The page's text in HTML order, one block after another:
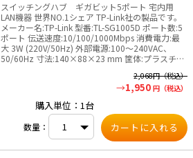
スイッチングハブ ギガビット5ポート 宅内用
LAN機器 世界NO.1シェア TP-Link社の製品です。
メーカー名:TP-Link 型番:TL-SG1005D ポート数:5
ポート 伝送速度:10/100/1000Mbps 消費電力:最
大 3W (220V/50Hz) 外部電源:100～240VAC、
50/60Hz 寸法:140×88×23 mm 筐体:プラスチッ
認証:FCC、CE、RoHs メーカー 3年保証付 ✅TP-
Link社製品についてのご注意：予めご了承くださ
い。メーカーの都合により、商品改良のため仕
様、外観は予告なく変更する場合があります。新
仕様の商品への移行中は、新・旧異なる仕様の在
庫が混在する可能性がございます。
2,068円（税込）
1,950 円（税込）
購入単位：1台
数量：